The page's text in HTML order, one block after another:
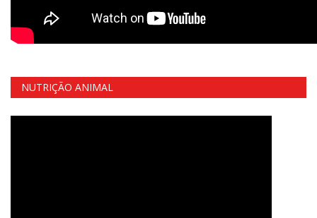
NUTRIÇÃO ANIMAL